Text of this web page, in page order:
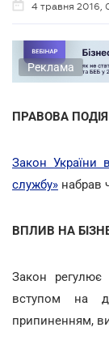
4 травня 2016,
Реклама
ПРАВОВА
Закон України
службу» набрав
ВПЛИВ НА
Закон
вступом на
припиненням,